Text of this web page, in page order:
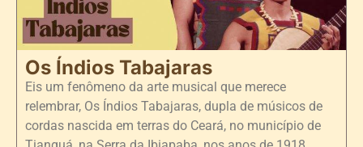
Os Índios Tabajaras
Eis um fenômeno da arte musical que merece
relembrar, Os Índios Tabajaras, dupla de músicos de
cordas nascida em terras do Ceará, no município de